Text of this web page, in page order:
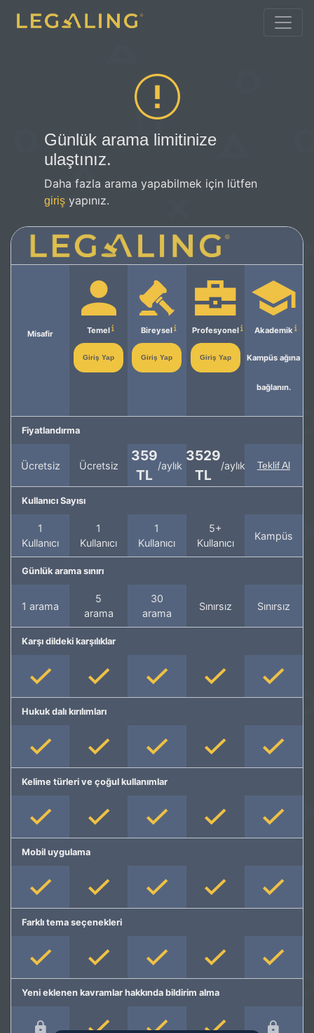
Günlük arama limitinize
ulaştınız.
Daha fazla arama yapabilmek için lütfen
giriş yapınız.
Misafir Temel
Giriş Yap
Bireysel
Giriş Yap
Profesyonel
Giriş Yap
Akademik
Kampüs ağına
bağlanın.
Fiyatlandırma
Ücretsiz Ücretsiz
359
TL
/aylık
3529
TL
/aylık Teklif Al
Kullanıcı Sayısı
1
Kullanıcı
1
Kullanıcı
1
Kullanıcı
5+
Kullanıcı
Kampüs
Günlük arama sınırı
1 arama
5
arama
30
arama
Sınırsız Sınırsız
Karşı dildeki karşılıklar
Hukuk dalı kırılımları
Kelime türleri ve çoğul kullanımlar
Mobil uygulama
Farklı tema seçenekleri
Yeni eklenen kavramlar hakkında bildirim alma